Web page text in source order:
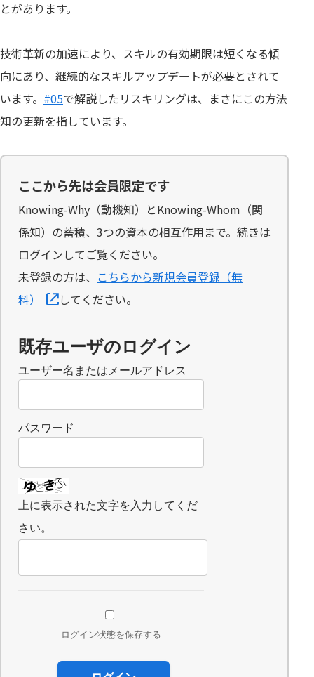
とがあります。
技術革新の加速により、スキルの有効期限は短くなる傾
向にあり、継続的なスキルアップデートが必要とされて
います。 #05で解説したリスキリングは、まさにこの方法
知の更新を指しています。
ここから先は会員限定です
Knowing-Why（動機知）とKnowing-Whom（関
係知）の蓄積、3つの資本の相互作用まで。続きは
ログインしてご覧ください。
未登録の方は、 こちらから新規会員登録（無
料）
してください。
既存ユーザのログイン
ユーザー名またはメールアドレス
パスワード
上に表示された文字を入力してくだ
さい。
ログイン状態を保存する